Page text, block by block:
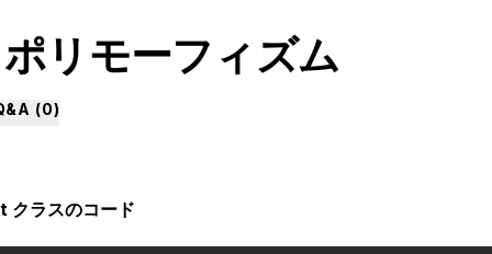
ポリモーフィズム
(0)
クラスのコード